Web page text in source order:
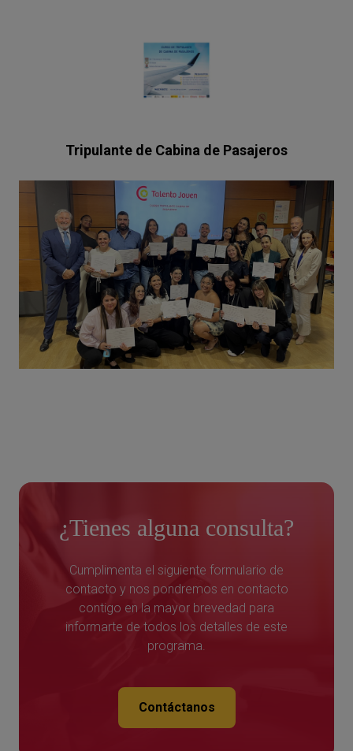
Tripulante de Cabina de Pasajeros
¿Tienes alguna consulta?
Cumplimenta el siguiente formulario de
contacto y nos pondremos en contacto
contigo en la mayor brevedad para
informarte de todos los detalles de este
programa.
Contáctanos